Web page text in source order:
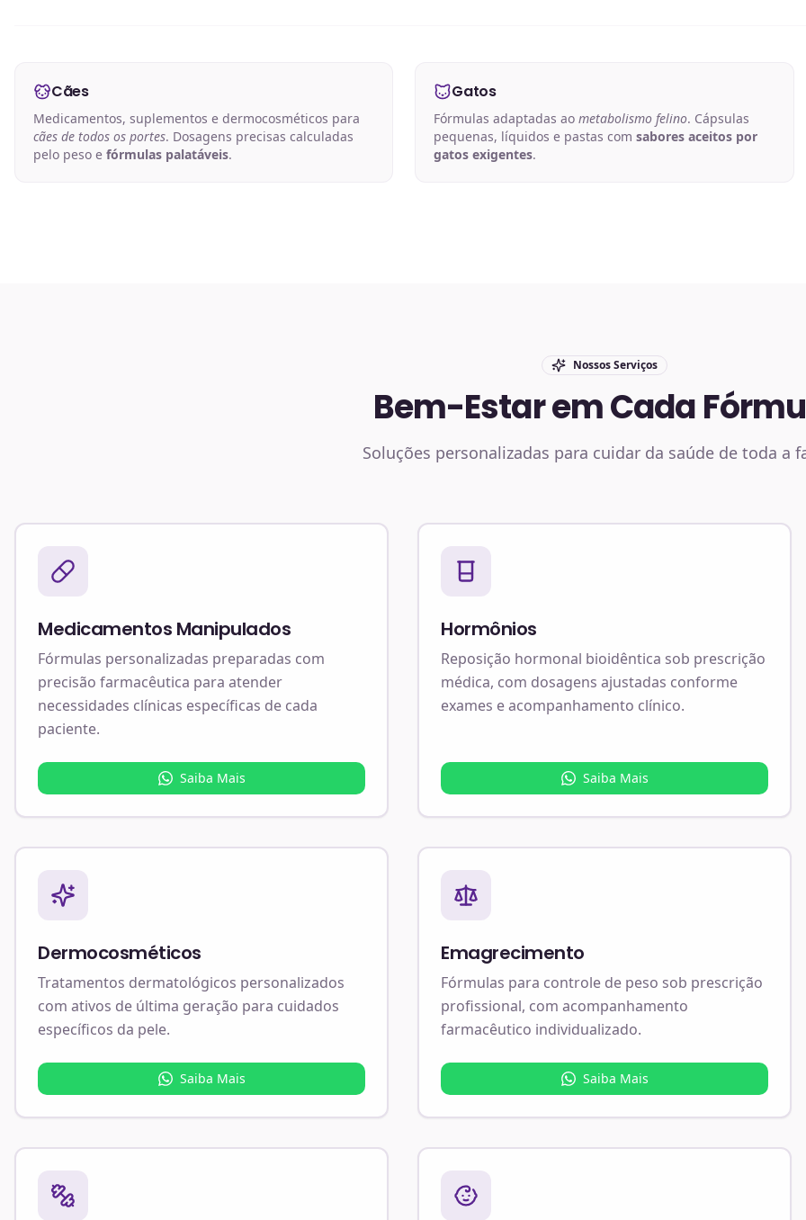
Cães
Medicamentos, suplementos e dermocosméticos para
cães de todos os portes. Dosagens precisas calculadas
pelo peso e fórmulas palatáveis.
Gatos
Fórmulas adaptadas aometabolismo felino. Cápsulas
pequenas, líquidos e pastas comsabores aceitos por
gatos exigentes.
Nossos Serviços
Bem-Estar em Cada
Soluções personalizadas para cuidar da saúde de toda a
Medicamentos Manipulados
Fórmulas personalizadas preparadas com
precisão farmacêutica para atender
necessidades clínicas específicas de cada
paciente.
Saiba Mais
Hormônios
Reposição hormonal bioidêntica sob prescrição
médica, com dosagens ajustadas conforme
exames e acompanhamento clínico.
Saiba Mais
Dermocosméticos
Tratamentos dermatológicos personalizados
com ativos de última geração para cuidados
específicos da pele.
Saiba Mais
Emagrecimento
Fórmulas para controle de peso sob prescrição
profissional, com acompanhamento
farmacêutico individualizado.
Saiba Mais